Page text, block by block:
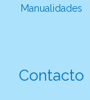
Manualidades
Contacto